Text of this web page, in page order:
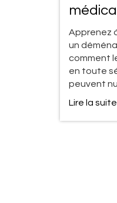
Apprenez
un
comment
en toute
peuvent
Lire la suite